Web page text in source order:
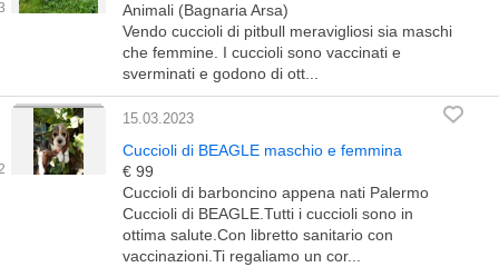
Animali (Bagnaria Arsa)
Vendo cuccioli di pitbull meravigliosi sia maschi
che femmine. I cuccioli sono vaccinati e
sverminati e godono di ott...
15.03.2023
Cuccioli di BEAGLE maschio e femmina
€ 99
Cuccioli di barboncino appena nati Palermo
Cuccioli di BEAGLE.Tutti i cuccioli sono in
ottima salute.Con libretto sanitario con
vaccinazioni.Ti regaliamo un cor...